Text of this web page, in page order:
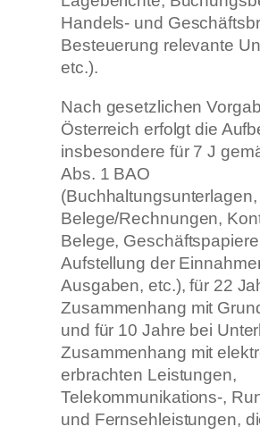
Handels- und
Besteuerung relevante
etc.).
Nach gesetzlichen
Österreich erfolgt die
insbesondere für 7 J
Abs. 1 BAO
(Buchhaltungsunterlagen,
Belege/Rechnungen,
Belege,
Aufstellung der
Ausgaben, etc.), für 22
Zusammenhang mit
und für 10 Jahre bei
Zusammenhang mit
erbrachten Leistungen,
Telekommunikations-,
und Fernsehleistungen,